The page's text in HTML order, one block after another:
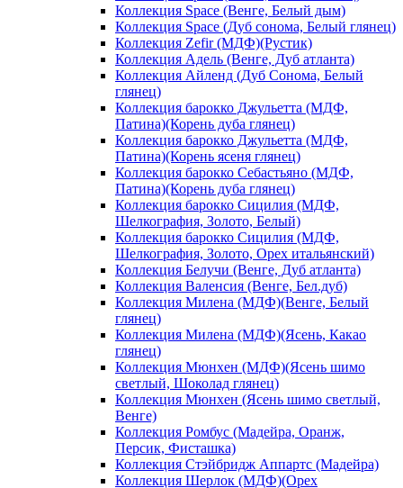
Коллекция Space (Венге, Белый дым)
Коллекция Space (Дуб сонома, Белый глянец)
Коллекция Zefir (МДФ)(Рустик)
Коллекция Адель (Венге, Дуб атланта)
Коллекция Айленд (Дуб Сонома, Белый
глянец)
Коллекция барокко Джульетта (МДФ,
Патина)(Корень дуба глянец)
Коллекция барокко Джульетта (МДФ,
Патина)(Корень ясеня глянец)
Коллекция барокко Себастьяно (МДФ,
Патина)(Корень дуба глянец)
Коллекция барокко Сицилия (МДФ,
Шелкография, Золото, Белый)
Коллекция барокко Сицилия (МДФ,
Шелкография, Золото, Орех итальянский)
Коллекция Белучи (Венге, Дуб атланта)
Коллекция Валенсия (Венге, Бел.дуб)
Коллекция Милена (МДФ)(Венге, Белый
глянец)
Коллекция Милена (МДФ)(Ясень, Какао
глянец)
Коллекция Мюнхен (МДФ)(Ясень шимо
светлый, Шоколад глянец)
Коллекция Мюнхен (Ясень шимо светлый,
Венге)
Коллекция Ромбус (Мадейра, Оранж,
Персик, Фисташка)
Коллекция Стэйбридж Аппартс (Мадейра)
Коллекция Шерлок (МДФ)(Орех